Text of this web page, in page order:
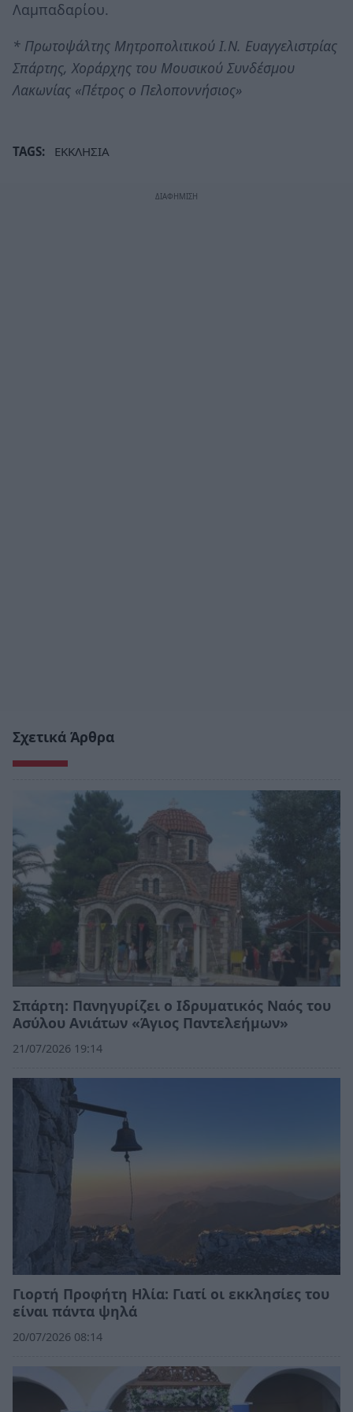
Λαμπαδαρίου.
* Πρωτοψάλτης Μητροπολιτικού Ι.Ν. Ευαγγελιστρίας
Σπάρτης, Χοράρχης του Μουσικού Συνδέσμου
Λακωνίας «Πέτρος ο Πελοποννήσιος»
TAGS: ΕΚΚΛΗΣΙΑ
Σχετικά Άρθρα
Σπάρτη: Πανηγυρίζει ο Ιδρυματικός Ναός του
Ασύλου Ανιάτων «Άγιος Παντελεήμων»
21/07/2026 19:14
Γιορτή Προφήτη Ηλία: Γιατί οι εκκλησίες του
είναι πάντα ψηλά
20/07/2026 08:14